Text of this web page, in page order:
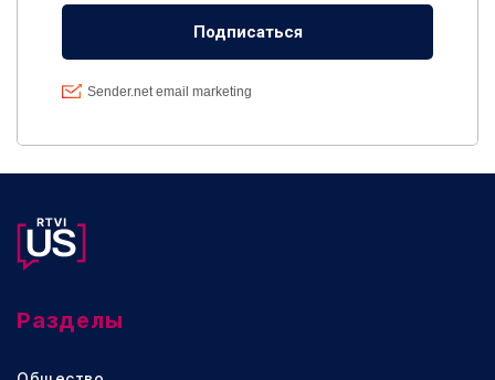
Разделы